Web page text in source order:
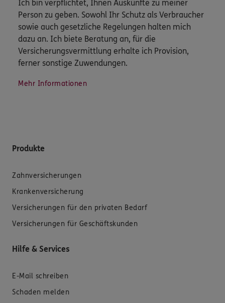
Ich bin verpflichtet, Ihnen Auskünfte zu meiner
Person zu geben. Sowohl Ihr Schutz als Verbraucher
sowie auch gesetzliche Regelungen halten mich
dazu an. Ich biete Beratung an, für die
Versicherungsvermittlung erhalte ich Provision,
ferner sonstige Zuwendungen.
Mehr Informationen
Produkte
Zahnversicherungen
Krankenversicherung
Versicherungen für den privaten Bedarf
Versicherungen für Geschäftskunden
Hilfe & Services
E-Mail schreiben
Schaden melden